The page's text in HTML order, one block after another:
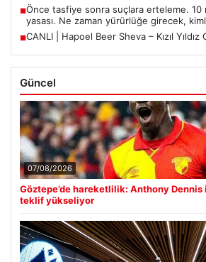
■Önce tasfiye sonra suçlara erteleme. 10
yasası. Ne zaman yürürlüğe girecek,
■CANLI | Hapoel Beer Sheva – Kızıl Yıldız
Güncel
07/08/2026
Göztepe’de hareketlilik: Anthony Dennis
teklif yükseliyor